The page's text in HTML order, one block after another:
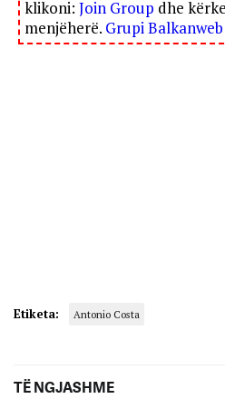
klikoni: Join Group dhe
menjëherë. Grupi Balkanweb
Etiketa: Antonio Costa
TË NGJASHME